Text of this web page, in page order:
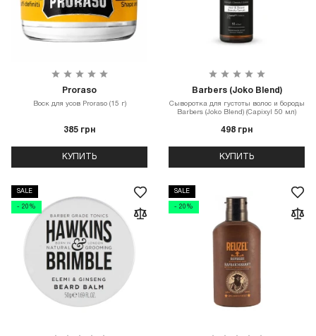
Proraso
Воск для усов Proraso (15 г)
385 грн
КУПИТЬ
Barbers (Joko Blend)
Сыворотка для густоты волос и бороды
Barbers (Joko Blend) (Capixyl 50 мл)
498 грн
КУПИТЬ
SALE
- 20%
SALE
- 20%